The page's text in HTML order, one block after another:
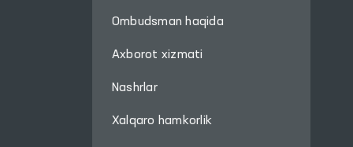
Ombudsman haqida
Axborot xizmati
Nashrlar
Xalqaro hamkorlik